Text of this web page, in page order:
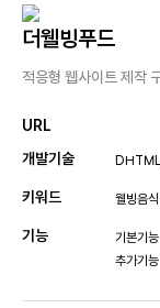
더웰빙푸드
적응형 웹사이트 제작
URL
개발기술
키워드 웰빙음
기능
기본기
추가기